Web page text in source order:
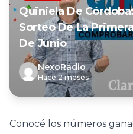
Quiniela De
Sorteo De La
De Junio
NexoRadio
Hace 2 meses
Conocé los números